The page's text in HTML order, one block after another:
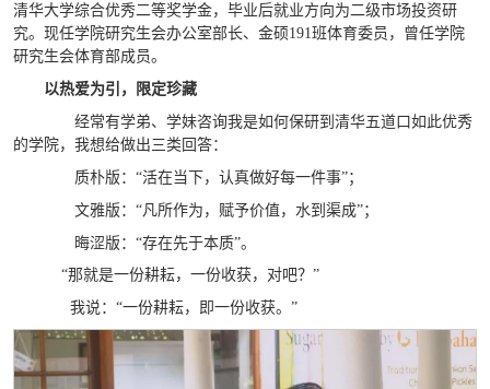
清华大学综合优秀二等奖学金，毕业后就业方向为二级市场投资研
究。现任学院研究生会办公室部长、金硕191班体育委员，曾任学院
研究生会体育部成员。
以热爱为引，限定珍藏
经常有学弟、学妹咨询我是如何保研到清华五道口如此优秀
的学院，我想给做出三类回答：
质朴版：“活在当下，认真做好每一件事”；
文雅版：“凡所作为，赋予价值，水到渠成”；
晦涩版：“存在先于本质”。
“那就是一份耕耘，一份收获，对吧？”
我说：“一份耕耘，即一份收获。”